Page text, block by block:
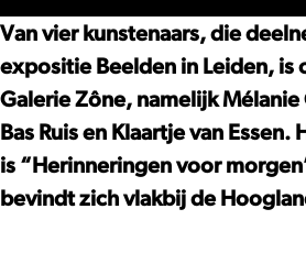
Zône
zien
in
Zône
te
zien
in
Zône
te
zien
in
Zône
vier
kunstenaars
ook
te
zien
in
Zône
in
Leiden:
vier
kunstenaars
ook
te
zien
in
Leiden:
vier
kunstenaars
ook
te
zien
Van vier kunstenaars, die
expositie Beelden in Leiden, is
Galerie Zône, namelijk Mélanie
Bas Ruis en Klaartje van
is “Herinneringen voor
bevindt zich vlakbij de